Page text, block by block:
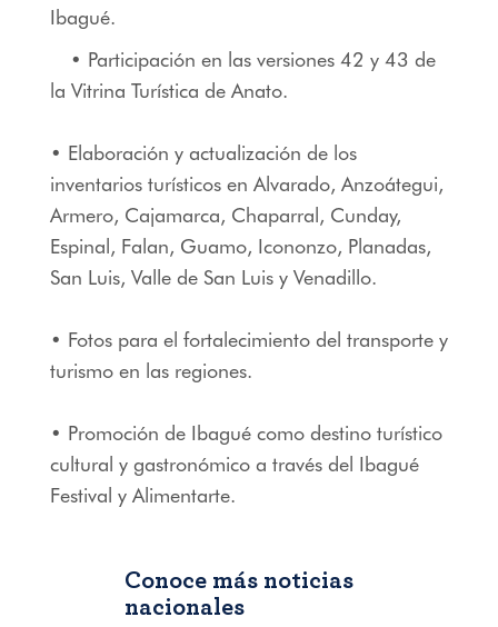
Ibagué.
• Participación en las versiones 42 y 43 de
la Vitrina Turística de Anato.
• Elaboración y actualización de los
inventarios turísticos en Alvarado, Anzoátegui,
Armero, Cajamarca, Chaparral, Cunday,
Espinal, Falan, Guamo, Icononzo, Planadas,
San Luis, Valle de San Luis y Venadillo.
• Fotos para el fortalecimiento del transporte y
turismo en las regiones.
• Promoción de Ibagué como destino turístico
cultural y gastronómico a través del Ibagué
Festival y Alimentarte.
Conoce más noticias
nacionales